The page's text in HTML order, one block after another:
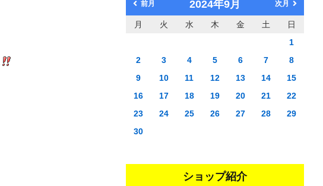
前月 2024年9月 次月
月 火 水 木 金 土
日
1
2
3 4 5 6 7
8
9
10 11 12 13 14
15
16
17 18 19 20 21
22
23
24 25 26 27 28
29
30
ショップ紹介